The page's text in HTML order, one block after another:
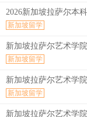
2026新加坡拉萨尔本
新加坡留学
新加坡拉萨尔艺术学
新加坡留学
新加坡拉萨尔艺术学
新加坡留学
新加坡拉萨尔艺术学